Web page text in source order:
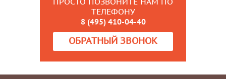
ПРОСТО ПОЗВОНИТЕ НАМ ПО
ТЕЛЕФОНУ
8 (495) 410-04-40
ОБРАТНЫЙ ЗВОНОК